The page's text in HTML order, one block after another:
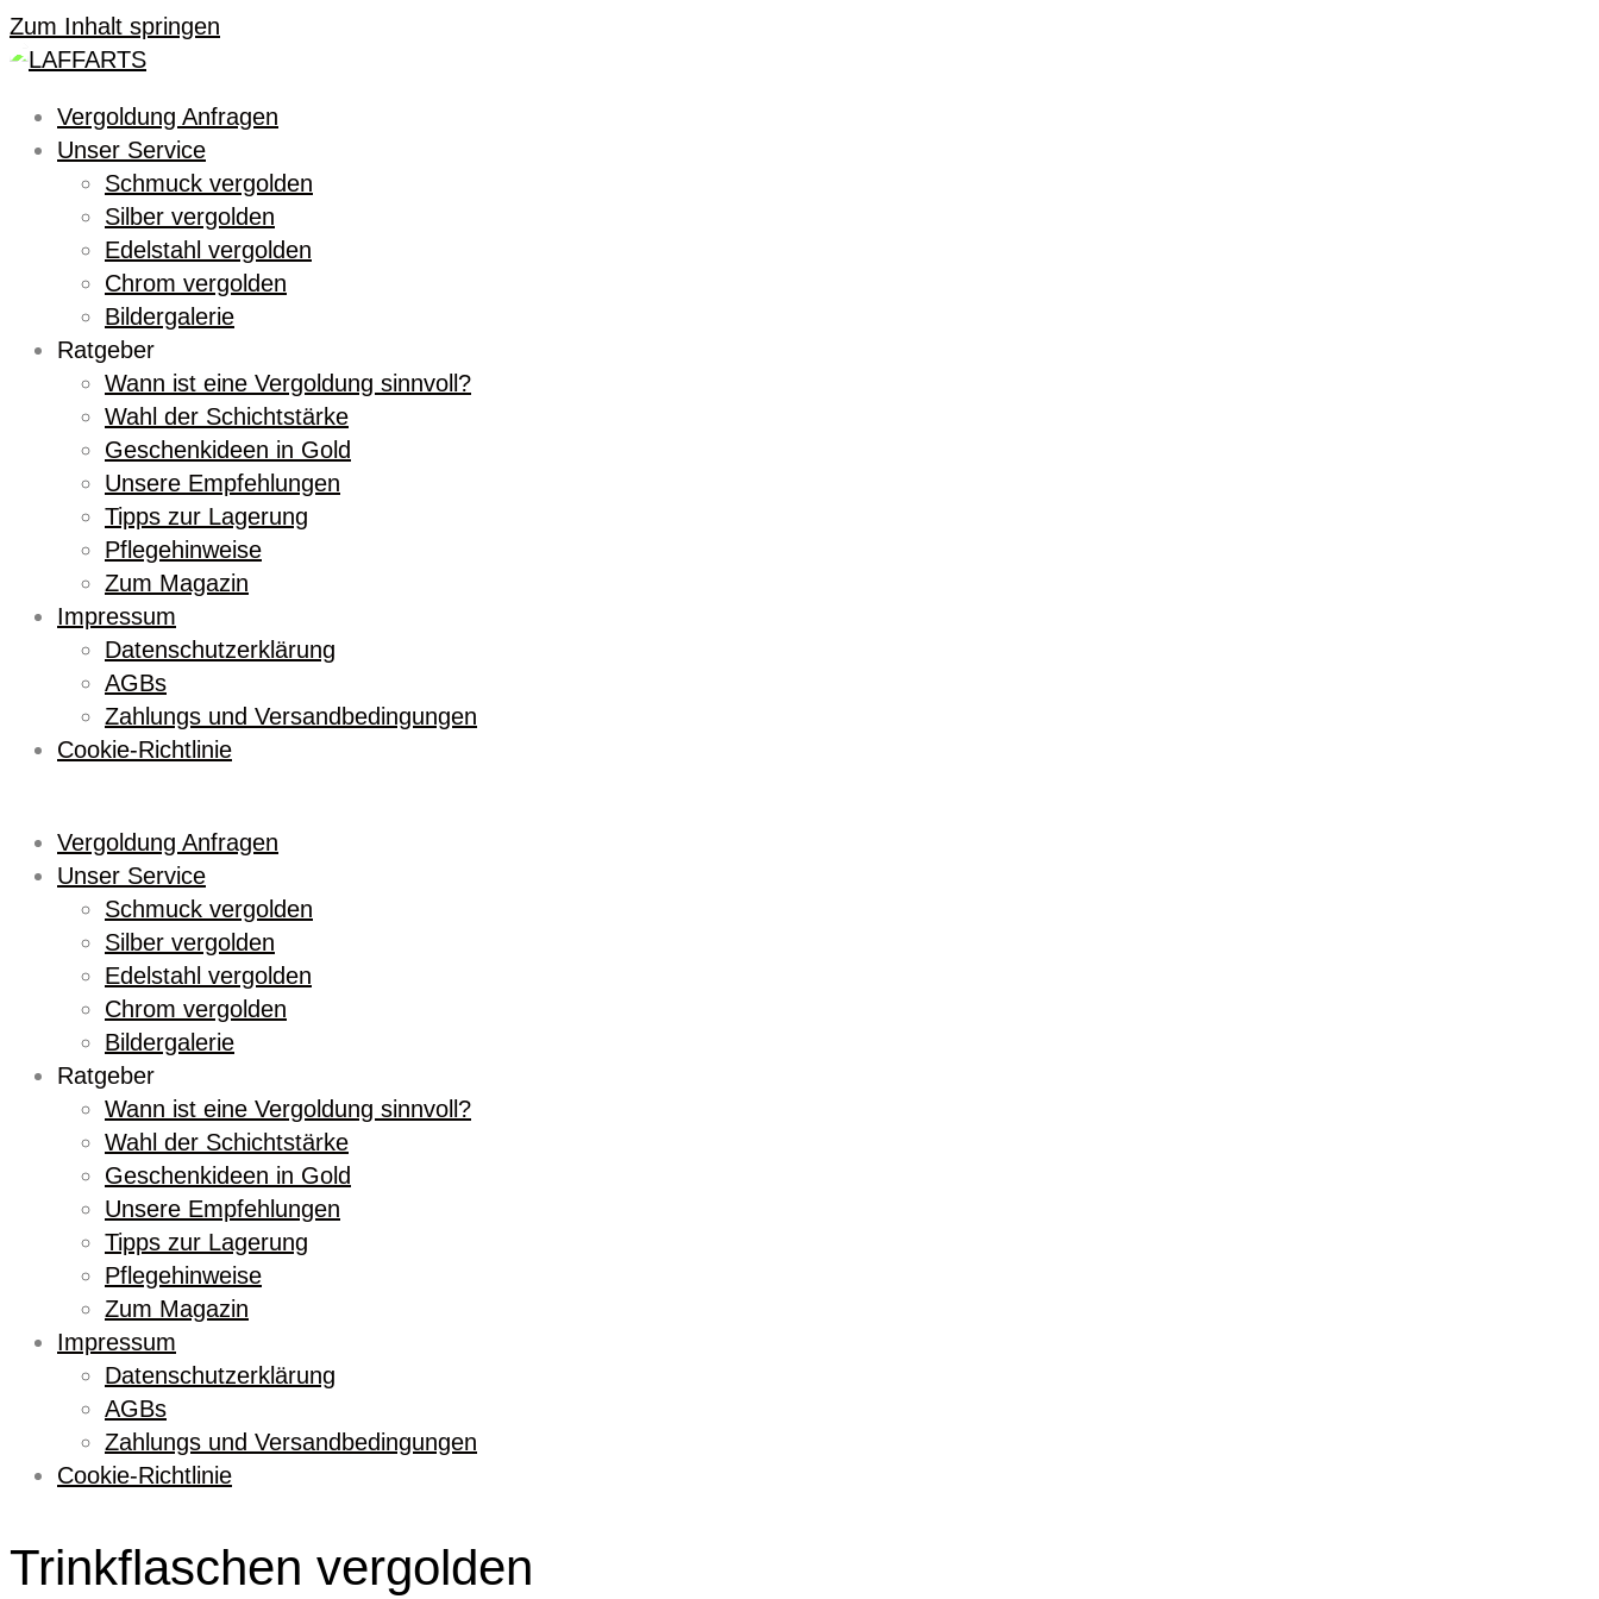
Zum Inhalt springen
Vergoldung Anfragen
Unser Service
Schmuck vergolden
Silber vergolden
Edelstahl vergolden
Chrom vergolden
Bildergalerie
Ratgeber
Wann ist eine Vergoldung sinnvoll?
Wahl der Schichtstärke
Geschenkideen in Gold
Unsere Empfehlungen
Tipps zur Lagerung
Pflegehinweise
Zum Magazin
Impressum
Datenschutzerklärung
AGBs
Zahlungs und Versandbedingungen
Cookie-Richtlinie
Vergoldung Anfragen
Unser Service
Schmuck vergolden
Silber vergolden
Edelstahl vergolden
Chrom vergolden
Bildergalerie
Ratgeber
Wann ist eine Vergoldung sinnvoll?
Wahl der Schichtstärke
Geschenkideen in Gold
Unsere Empfehlungen
Tipps zur Lagerung
Pflegehinweise
Zum Magazin
Impressum
Datenschutzerklärung
AGBs
Zahlungs und Versandbedingungen
Cookie-Richtlinie
Trinkflaschen vergolden